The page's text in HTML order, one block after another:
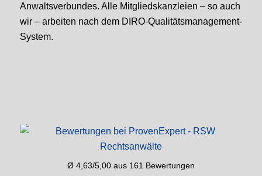
Anwalts­verbundes. Alle Mitglieds­kanzleien – so auch
wir – arbeiten nach dem DIRO-Qualitäts­management-
System.
Ø 4,63/5,00 aus 161 Bewertungen